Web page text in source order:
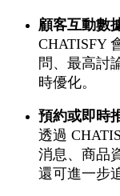
顧客互動數
CHATISFY
問、最高討
時優化。
預約或即時
透過
消息、商品
還可進一步